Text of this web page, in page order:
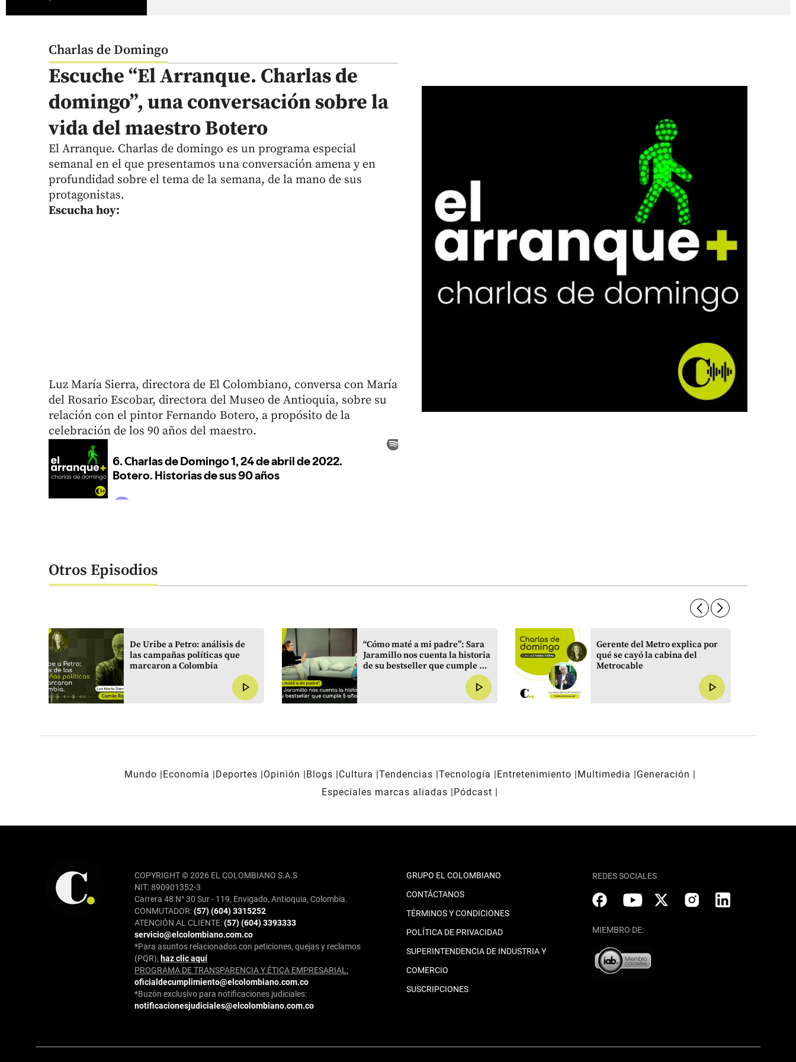
Charlas de Domingo
Escuche “El Arranque. Charlas de
domingo”, una conversación sobre la
vida del maestro Botero
El Arranque. Charlas de domingo es un programa especial
semanal en el que presentamos una conversación amena y en
profundidad sobre el tema de la semana, de la mano de sus
protagonistas.
Escucha hoy:
Luz María Sierra, directora de El Colombiano, conversa con María
del Rosario Escobar, directora del Museo de Antioquia, sobre su
relación con el pintor Fernando Botero, a propósito de la
celebración de los 90 años del maestro.
Otros Episodios
arrow_forward_ios
De Uribe a Petro: análisis de
las campañas políticas que
marcaron a Colombia
play_arrow
“Cómo maté a mi padre”: Sara
Jaramillo nos cuenta la historia
de su bestseller que cumple 5
play_arrow
Gerente del Metro explica por
qué se cayó la cabina del
Metrocable
play_arrow
arrow_forward_ios
Mundo Economía Deportes Opinión Blogs Cultura Tendencias Tecnología Entretenimiento Multimedia
Generación
Especiales marcas aliadas
Pódcast
COPYRIGHT © 2026 EL COLOMBIANO S.A.S
NIT: 890901352-3
Carrera 48 N° 30 Sur - 119, Envigado, Antioquia, Colombia.
CONMUTADOR:(57) (604) 3315252
ATENCIÓN AL CLIENTE:(57) (604) 3393333
servicio@elcolombiano.com.co
*Para asuntos relacionados con peticiones, quejas y reclamos
(PQR), haz clic aquí
PROGRAMA DE TRANSPARENCIA Y ÉTICA EMPRESARIAL:
oficialdecumplimiento@elcolombiano.com.co
*Buzón exclusivo para notificaciones judiciales:
notificacionesjudiciales@elcolombiano.com.co
GRUPO EL COLOMBIANO
CONTÁCTANOS
TÉRMINOS Y CONDICIONES
POLÍTICA DE PRIVACIDAD
SUPERINTENDENCIA DE INDUSTRIA Y
COMERCIO
SUSCRIPCIONES
REDES SOCIALES
MIEMBRO DE: